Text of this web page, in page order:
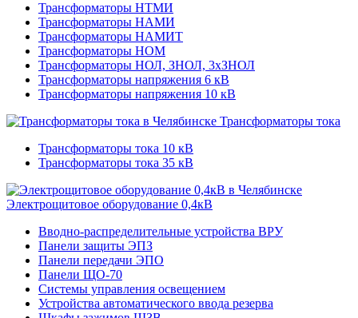
Трансформаторы НТМИ
Трансформаторы НАМИ
Трансформаторы НАМИТ
Трансформаторы НОМ
Трансформаторы НОЛ, ЗНОЛ, 3хЗНОЛ
Трансформаторы напряжения 6 кВ
Трансформаторы напряжения 10 кВ
Трансформаторы тока
Трансформаторы тока 10 кВ
Трансформаторы тока 35 кВ
Электрощитовое оборудование 0,4кВ
Вводно-распределительные устройства ВРУ
Панели защиты ЭПЗ
Панели передачи ЭПО
Панели ЩО-70
Системы управления освещением
Устройства автоматического ввода резерва